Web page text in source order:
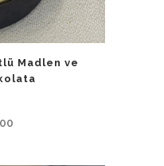
Madlen ve